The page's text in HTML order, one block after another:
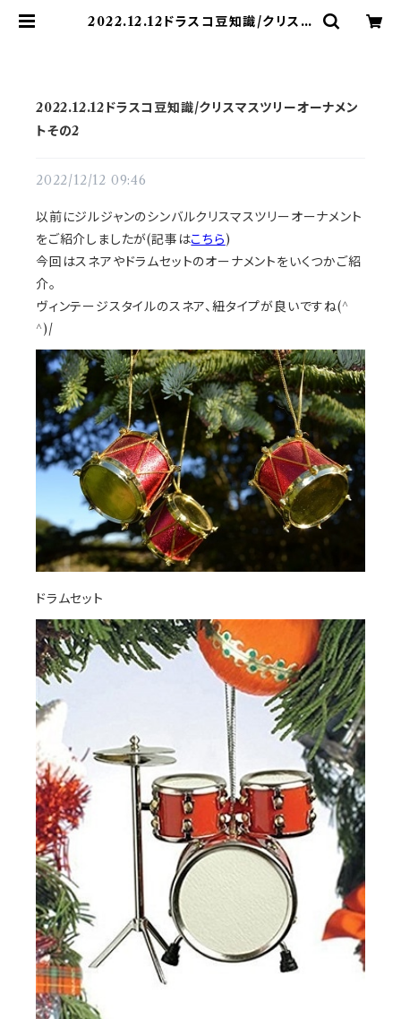
2022.12.12ドラスコ豆知識/クリスマ
2022.12.12ドラスコ豆知識/クリスマスツリーオーナメン
トその2
2022/12/12 09:46
以前にジルジャンのシンバルクリスマスツリーオーナメント
をご紹介しましたが(記事はこちら)
今回はスネアやドラムセットのオーナメントをいくつかご紹
介。
ヴィンテージスタイルのスネア、紐タイプが良いですね(^
^)/
ドラムセット